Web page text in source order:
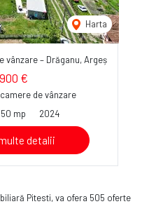
Harta
vânzare – Drăganu, Argeș
€
de vânzare
50 mp 2024
detalii
Pitesti, va ofera 505 oferte